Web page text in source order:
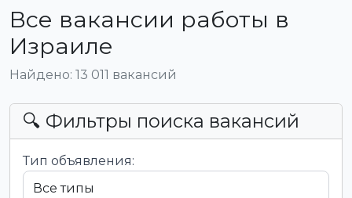
Все вакансии работы в
Израиле
Найдено: 13 011 вакансий
🔍 Фильтры поиска вакансий
Тип объявления: